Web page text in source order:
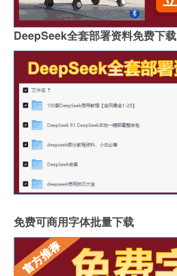
DeepSeek全套部署资料免费下载
免费可商用字体批量下载